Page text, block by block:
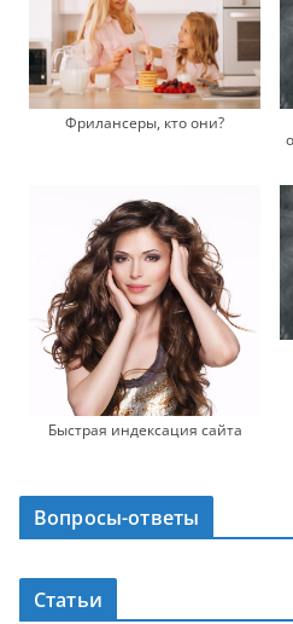
Фрилансеры, кто они?
Быстрая индексация сайта
Вопросы-ответы
Статьи